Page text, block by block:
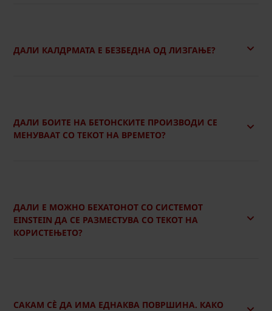
ДАЛИ КАЛДРМАТА Е БЕЗБЕДНА ОД ЛИЗГАЊЕ?
ДАЛИ БОИТЕ НА БЕТОНСКИТЕ ПРОИЗВОДИ СЕ
МЕНУВААТ СО ТЕКОТ НА ВРЕМЕТО?
ДАЛИ Е МОЖНО БЕХАТОНОТ СО СИСТЕМОТ
EINSTEIN ДА СЕ РАЗМЕСТУВА СО ТЕКОТ НА
КОРИСТЕЊЕТО?
САКАМ СÈ ДА ИМА ЕДНАКВА ПОВРШИНА. КАКО